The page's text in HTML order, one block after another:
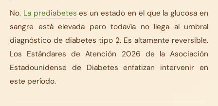
No. La prediabetes es un estado en el que la glucosa en
sangre está elevada pero todavía no llega al umbral
diagnóstico de diabetes tipo 2. Es altamente reversible.
Los Estándares de Atención 2026 de la Asociación
Estadounidense de Diabetes enfatizan intervenir en
este período.